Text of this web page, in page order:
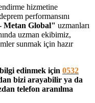
hizmetine
performansını
Metan Global" uzmanları
uzman ekibimiz,
sunmak için hazır
edinmek için 0532
bizi arayabilir ya da
telefon aranılma